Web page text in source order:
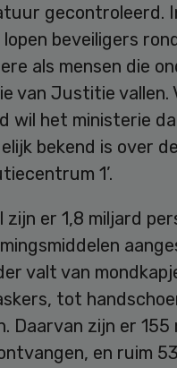
gecontroleerd.
beveiligers
als mensen die
van Justitie vallen.
wil het ministerie
bekend is over
1’.
zijn er 1,8 miljard
valt van
tot
Daarvan zijn er
en ruim